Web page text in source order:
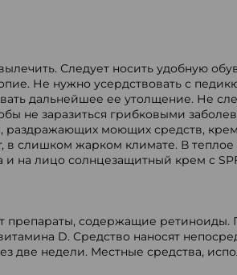
Следует носить удобную
Не нужно усердствовать с
дальнейшее ее утолщение. Не
не заразиться грибковыми
раздражающих моющих средств,
в слишком жарком климате. В
и на лицо солнцезащитный крем с
препараты, содержащие ретиноиды.
D. Средство наносят
две недели. Местные средства,